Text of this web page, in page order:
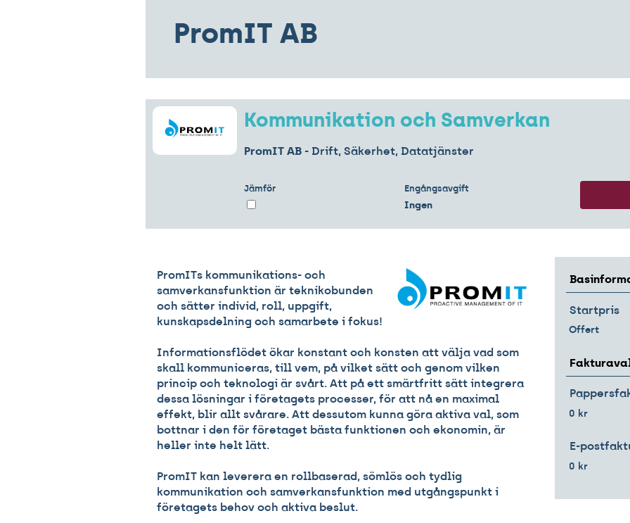
PromIT AB
Kommunikation och Samverkan
PromIT AB - Drift, Säkerhet, Datatjänster
Jämför Engångsavgift
Ingen
PromITs kommunikations- och
samverkansfunktion är teknikobunden
och sätter individ, roll, uppgift,
kunskapsdelning och samarbete i fokus!
Informationsflödet ökar konstant och konsten att välja vad som
skall kommuniceras, till vem, på vilket sätt och genom vilken
princip och teknologi är svårt. Att på ett smärtfritt sätt integrera
dessa lösningar i företagets processer, för att nå en maximal
effekt, blir allt svårare. Att dessutom kunna göra aktiva val, som
bottnar i den för företaget bästa funktionen och ekonomin, är
heller inte helt lätt.
PromIT kan leverera en rollbaserad, sömlös och tydlig
kommunikation och samverkansfunktion med utgångspunkt i
företagets behov och aktiva beslut.
Startpris
Offert
0 kr
E-
0 kr